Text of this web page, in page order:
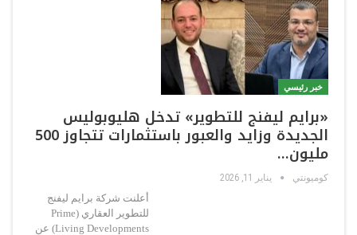
خبر رئيسي
«برايم ليفنج للتطوير» تدخل هليوبوليس
الجديدة وزايد والعبور باستثمارات تتجاوز 500
مليون…
كوميونتي يناير 11, 2026
أعلنت شركة برايم ليفنج
للتطوير العقاري (Prime
Living Developments) عن